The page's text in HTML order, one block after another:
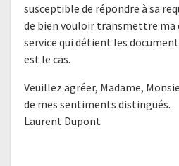
susceptible de répondre à sa
de bien vouloir transmettre ma
service qui détient les
est le cas.
Veuillez agréer, Madame,
de mes sentiments distingués.
Laurent Dupont